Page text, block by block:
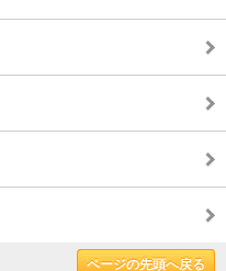
ページの先頭へ戻る